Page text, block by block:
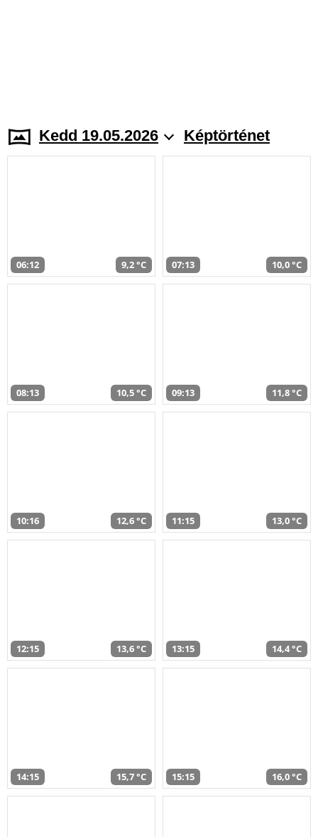
Kedd 19.05.2026 Képtörténet
06:12 9,2 °C 07:13 10,0 °C
08:13 10,5 °C 09:13 11,8 °C
10:16 12,6 °C 11:15 13,0 °C
12:15 13,6 °C 13:15 14,4 °C
14:15 15,7 °C 15:15 16,0 °C